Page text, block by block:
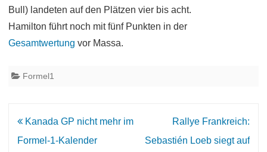
Bull) landeten auf den Plätzen vier bis acht.
Hamilton führt noch mit fünf Punkten in der
Gesamtwertung vor Massa.
Formel1
Beitrags-
Navigation
Kanada GP nicht mehr im
Formel-1-Kalender
Rallye Frankreich:
Sebastién Loeb siegt auf